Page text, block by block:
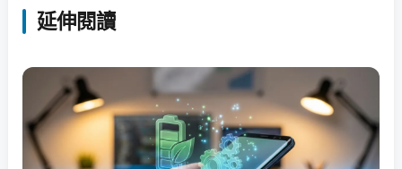
延伸閱讀